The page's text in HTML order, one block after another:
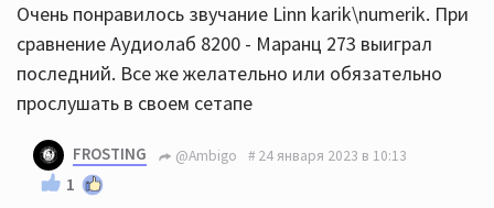
Очень понравилось звучание Linn karik\numerik. При
сравнение Аудиолаб 8200 - Маранц 273 выиграл
последний. Все же желательно или обязательно
прослушать в своем сетапе
FROSTING @Ambigo 24 января 2023 в 10:13
1